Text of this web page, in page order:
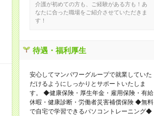
介護が初めての方も、ご経験がある方も！あ
なたに合った職場をご紹介させていただきま
す！
待遇・福利厚生
安心してマンパワーグループで就業していた
だけるようにしっかりとサポートいたしま
す。 ◆健康保険・厚生年金・雇用保険・有給
休暇・健康診断・労働者災害補償保険 ◆無料
で自宅で学習できるパソコントレーニング◆